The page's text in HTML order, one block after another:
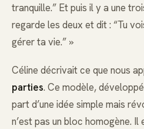
tranquille.” Et puis il y a une
regarde les deux et dit : “Tu
gérer ta vie.” »
Céline décrivait ce que nous
parties. Ce modèle,
part d’une idée simple mais
n’est pas un bloc homogène.